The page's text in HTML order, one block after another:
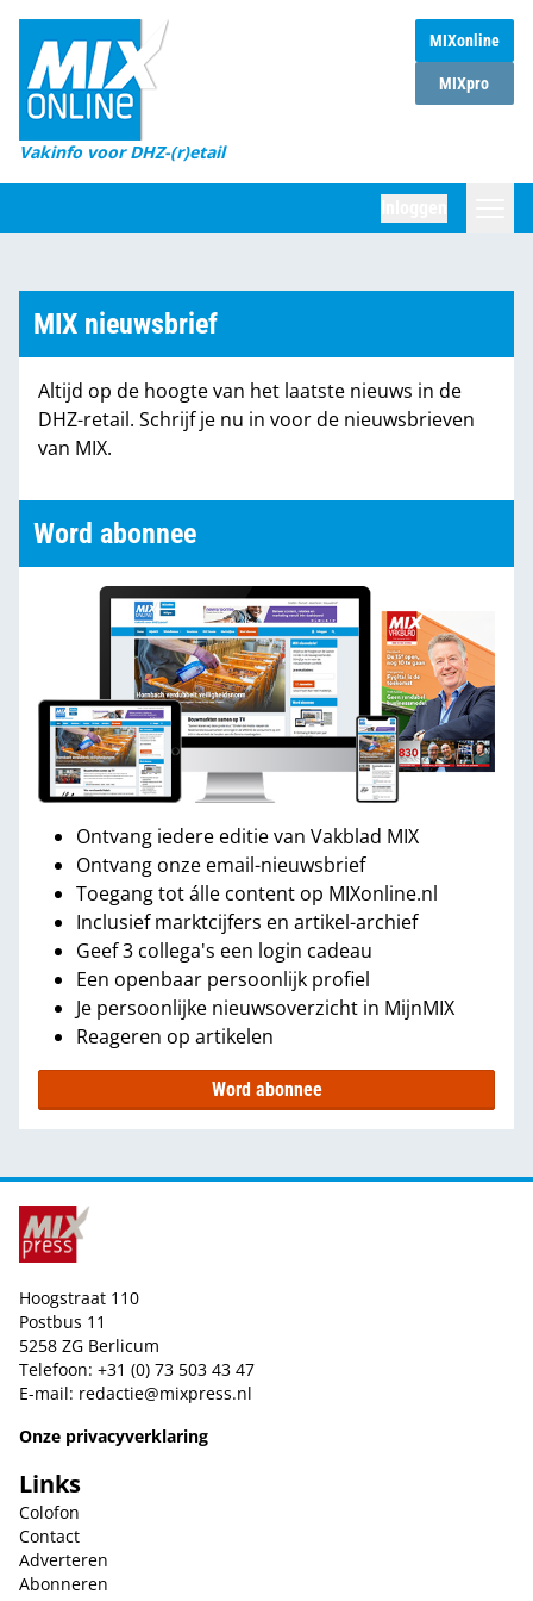
MIXonline
MIXpro
Vakinfo voor DHZ-(r)etail
Home
Magazines
DHZ Sessie
Marktcijfers
Partners
MIX nieuwsbrief
Altijd op de hoogte van het laatste nieuws in de
DHZ-retail. Schrijf je nu in voor de nieuwsbrieven
van MIX.
Word abonnee
Ontvang iedere editie van Vakblad MIX
Ontvang onze email-nieuwsbrief
Toegang tot álle content op MIXonline.nl
Inclusief marktcijfers en artikel-archief
Geef 3 collega's een login cadeau
Een openbaar persoonlijk profiel
Je persoonlijke nieuwsoverzicht in MijnMIX
Reageren op artikelen
Word abonnee
Hoogstraat 110
Postbus 11
5258 ZG Berlicum
Telefoon: +31 (0) 73 503 43 47
E-mail: redactie@mixpress.nl
Onze privacyverklaring
Links
Colofon
Contact
Adverteren
Abonneren